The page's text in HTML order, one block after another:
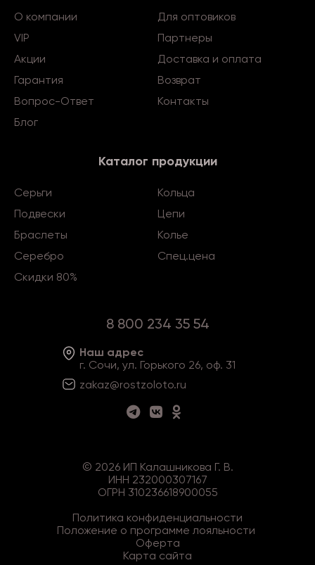
О компании
Для оптовиков
VIP
Партнеры
Акции
Доставка и оплата
Гарантия
Возврат
Вопрос-Ответ
Контакты
Блог
Каталог продукции
Серьги
Кольца
Подвески
Цепи
Браслеты
Колье
Серебро
Спец.цена
Скидки 80%
8 800 234 35 54
Наш адрес
г. Сочи, ул. Горького 26, оф. 31
zakaz@rostzoloto.ru
© 2026ИП Калашникова Г. В.
ИНН 232000307167
ОГРН 310236618900055
Политика конфиденциальности
Положение о программе лояльности
Оферта
Карта сайта